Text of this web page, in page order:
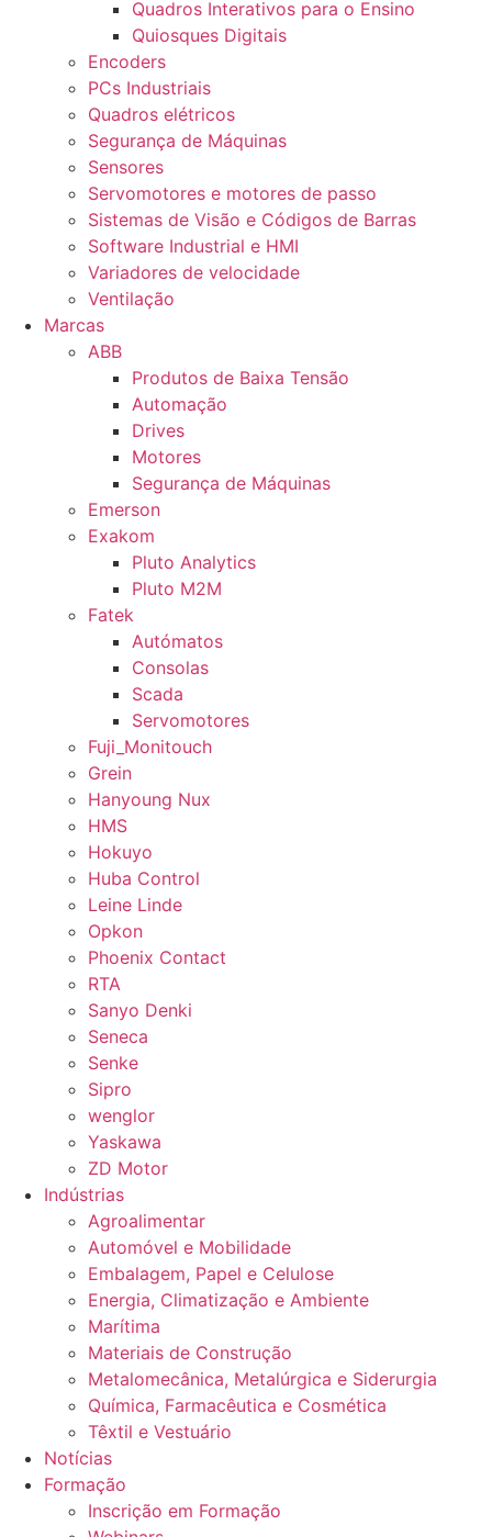
Quadros Interativos para o Ensino
Quiosques Digitais
Encoders
PCs Industriais
Quadros elétricos
Segurança de Máquinas
Sensores
Servomotores e motores de passo
Sistemas de Visão e Códigos de Barras
Software Industrial e HMI
Variadores de velocidade
Ventilação
Marcas
ABB
Produtos de Baixa Tensão
Automação
Drives
Motores
Segurança de Máquinas
Emerson
Exakom
Pluto Analytics
Pluto M2M
Fatek
Autómatos
Consolas
Scada
Servomotores
Fuji_Monitouch
Grein
Hanyoung Nux
HMS
Hokuyo
Huba Control
Leine Linde
Opkon
Phoenix Contact
RTA
Sanyo Denki
Seneca
Senke
Sipro
wenglor
Yaskawa
ZD Motor
Indústrias
Agroalimentar
Automóvel e Mobilidade
Embalagem, Papel e Celulose
Energia, Climatização e Ambiente
Marítima
Materiais de Construção
Metalomecânica, Metalúrgica e Siderurgia
Química, Farmacêutica e Cosmética
Têxtil e Vestuário
Notícias
Formação
Inscrição em Formação